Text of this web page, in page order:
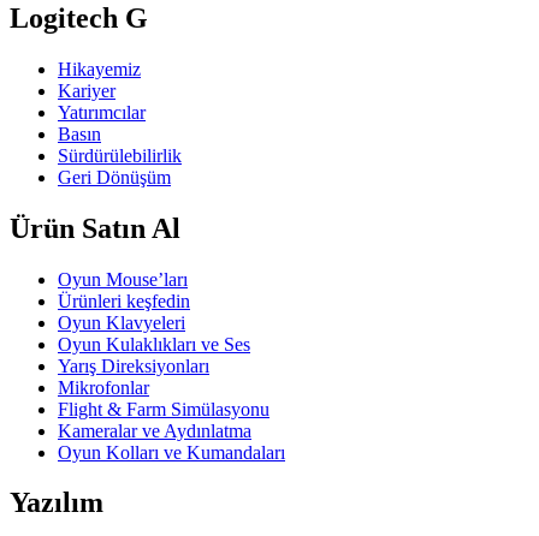
Logitech G
Hikayemiz
Kariyer
Yatırımcılar
Basın
Sürdürülebilirlik
Geri Dönüşüm
Ürün Satın Al
Oyun Mouse’ları
Ürünleri keşfedin
Oyun Klavyeleri
Oyun Kulaklıkları ve Ses
Yarış Direksiyonları
Mikrofonlar
Flight & Farm Simülasyonu
Kameralar ve Aydınlatma
Oyun Kolları ve Kumandaları
Yazılım